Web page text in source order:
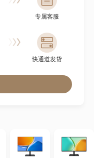
专属客服
快通道发货